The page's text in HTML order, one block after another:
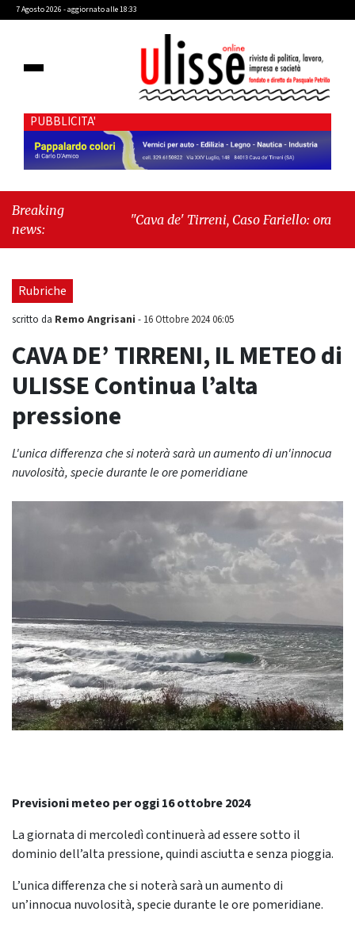
7 Agosto 2026 - aggiornato alle 18:33
PUBBLICITA'
Breaking
news:
"Cava de' Tirreni, Caso Fariello: ora torniamo
Rubriche
scritto da Remo Angrisani - 16 Ottobre 2024 06:05
CAVA DE’ TIRRENI, IL METEO di
ULISSE Continua l’alta
pressione
L'unica differenza che si noterà sarà un aumento di un'innocua
nuvolosità, specie durante le ore pomeridiane
Previsioni meteo per oggi 16 ottobre 2024
La giornata di mercoledì continuerà ad essere sotto il
dominio dell’alta pressione, quindi asciutta e senza pioggia.
L’unica differenza che si noterà sarà un aumento di
un’innocua nuvolosità, specie durante le ore pomeridiane.